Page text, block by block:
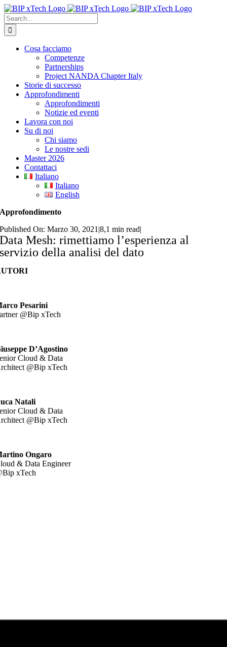
Skip
to
content
Search
for:
Cosa facciamo
Competenze
Partnerships
Project NANDA Chapter Italy
Storie di successo
Approfondimenti
Approfondimenti
Notizie ed eventi
Lavora con noi
Su di noi
Chi siamo
Le nostre sedi
Master 2026
Contattaci
Italiano
Italiano
English
Approfondimento
Published On: Marzo 30, 2021 |8,1 min read|
Data Mesh: rimettiamo l’esperienza al
servizio della analisi del dato
Pesarini
@Bip xTech
D’Agostino
Cloud & Data
@Bip xTech
Natali
Cloud & Data
@Bip xTech
Ongaro
& Data Engineer
xTech